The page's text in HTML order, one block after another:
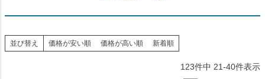
並び替え 価格が安い順 価格が高い順 新着順
123件中 21-40件表示